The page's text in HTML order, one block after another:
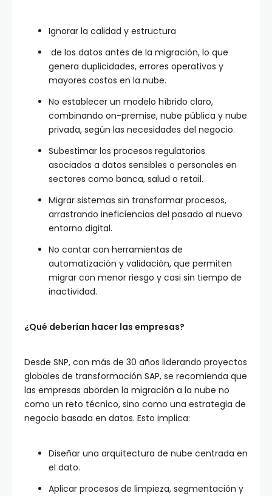
Ignorar la calidad y estructura
de los datos antes de la migración, lo que
genera duplicidades, errores operativos y
mayores costos en la nube.
No establecer un modelo híbrido claro,
combinando on-premise, nube pública y nube
privada, según las necesidades del negocio.
Subestimar los procesos regulatorios
asociados a datos sensibles o personales en
sectores como banca, salud o retail.
Migrar sistemas sin transformar procesos,
arrastrando ineficiencias del pasado al nuevo
entorno digital.
No contar con herramientas de
automatización y validación, que permiten
migrar con menor riesgo y casi sin tiempo de
inactividad.
¿Qué deberían hacer las empresas?
Desde SNP, con más de 30 años liderando proyectos
globales de transformación SAP, se recomienda que
las empresas aborden la migración a la nube no
como un reto técnico, sino como una estrategia de
negocio basada en datos. Esto implica:
Diseñar una arquitectura de nube centrada en
el dato.
Aplicar procesos de limpieza, segmentación y